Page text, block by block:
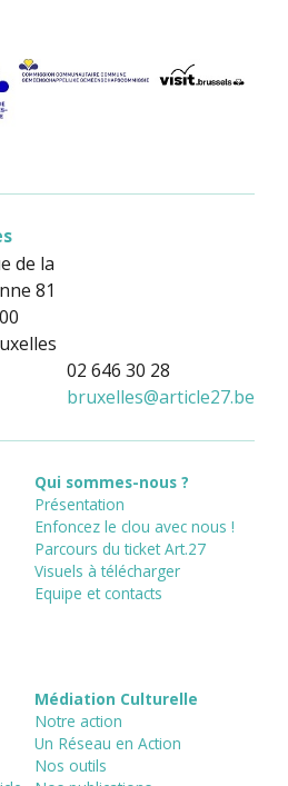
de la
81
02 646 30 28
bruxelles@article27.be
Qui sommes-nous ?
Présentation
Enfoncez le clou avec nous !
Parcours du ticket Art.27
Visuels à télécharger
Equipe et contacts
Médiation Culturelle
Notre action
Un Réseau en Action
Nos outils